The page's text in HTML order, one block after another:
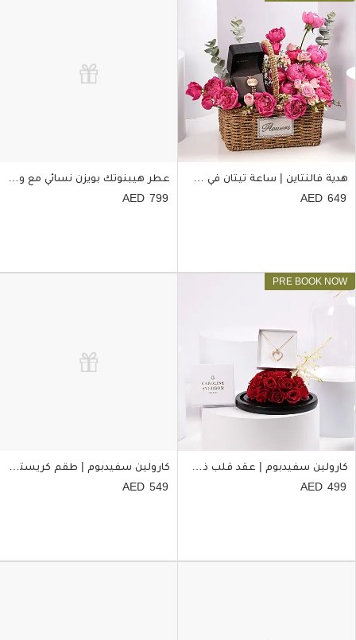
649
عطر هيبنوتك بويزن نسائي مع ورد أحمر
799
499
كارولين سفيدبوم | طقم كريستال سواروفسكي مع ورد
549